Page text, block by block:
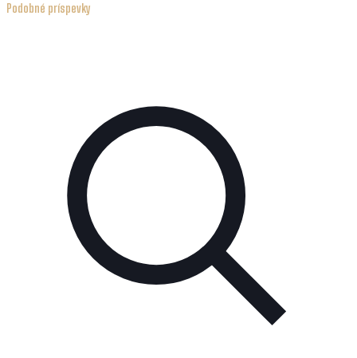
Podobné príspevky